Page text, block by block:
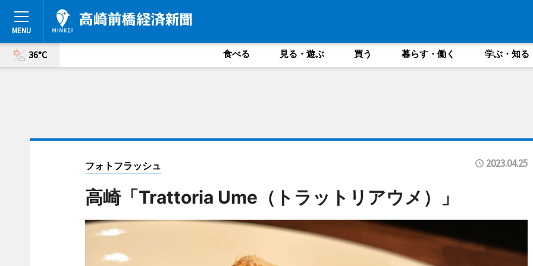
36°C 食べる 見る・遊ぶ 買う 暮らす・働く 学ぶ・知る
フォトフラッシュ 2023.04.25
高崎「Trattoria Ume（トラットリアウメ）」